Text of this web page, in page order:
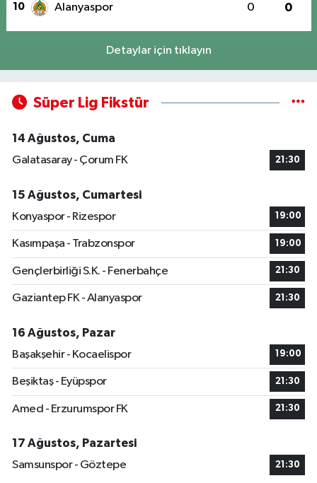
10 Alanyaspor 0 0
Detaylar için tıklayın
Süper Lig Fikstür
14 Ağustos, Cuma
Galatasaray - Çorum FK
21:30
15 Ağustos, Cumartesi
Konyaspor - Rizespor
19:00
Kasımpaşa - Trabzonspor 19:00
Gençlerbirliği S.K. - Fenerbahçe 21:30
Gaziantep FK - Alanyaspor 21:30
16 Ağustos, Pazar
Başakşehir - Kocaelispor
19:00
Beşiktaş - Eyüpspor 21:30
Amed - Erzurumspor FK 21:30
17 Ağustos, Pazartesi
Samsunspor - Göztepe
21:30